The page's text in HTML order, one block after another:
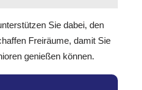
Sie dabei, den
Freiräume, damit Sie
genießen können.